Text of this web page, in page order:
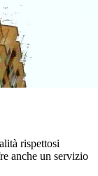
rispettosi
anche un servizio